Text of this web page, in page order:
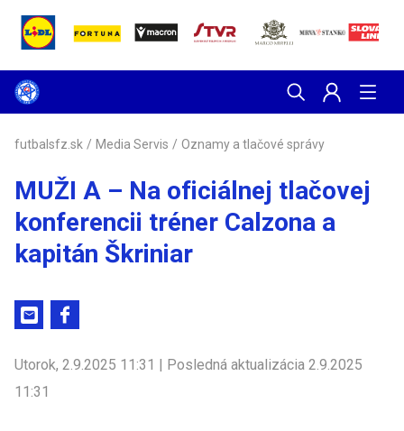
futbalsfz.sk / Media Servis / Oznamy a tlačové správy
MUŽI A – Na oficiálnej tlačovej
konferencii tréner Calzona a
kapitán Škriniar
Utorok, 2.9.2025 11:31 | Posledná aktualizácia 2.9.2025
11:31